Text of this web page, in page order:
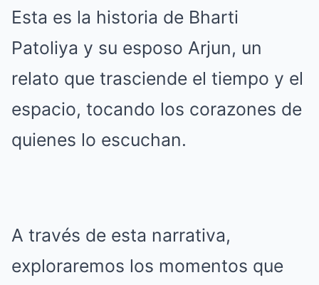
Esta es la historia de Bharti
Patoliya y su esposo Arjun, un
relato que trasciende el tiempo y el
espacio, tocando los corazones de
quienes lo escuchan.
A través de esta narrativa,
exploraremos los momentos que